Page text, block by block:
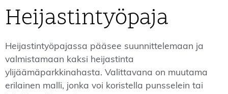
Heijastintyöpaja
Heijastintyöpajassa pääsee suunnittelemaan ja
valmistamaan kaksi heijastinta
ylijäämäparkkinahasta. Valittavana on muutama
erilainen malli, jonka voi koristella punsselein tai